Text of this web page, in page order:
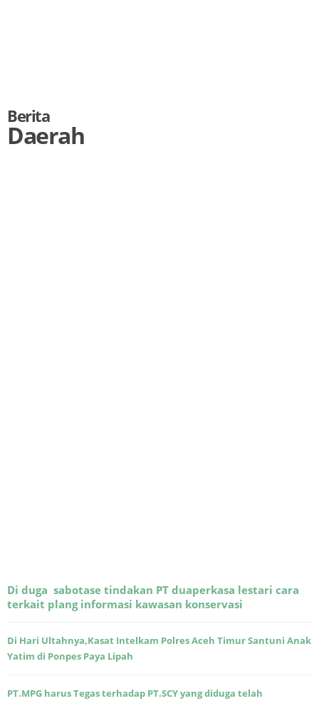
Berita
Daerah
Di duga sabotase tindakan PT duaperkasa lestari cara
terkait plang informasi kawasan konservasi
Di Hari Ultahnya,Kasat Intelkam Polres Aceh Timur Santuni Anak
Yatim di Ponpes Paya Lipah
PT.MPG harus Tegas terhadap PT.SCY yang diduga telah